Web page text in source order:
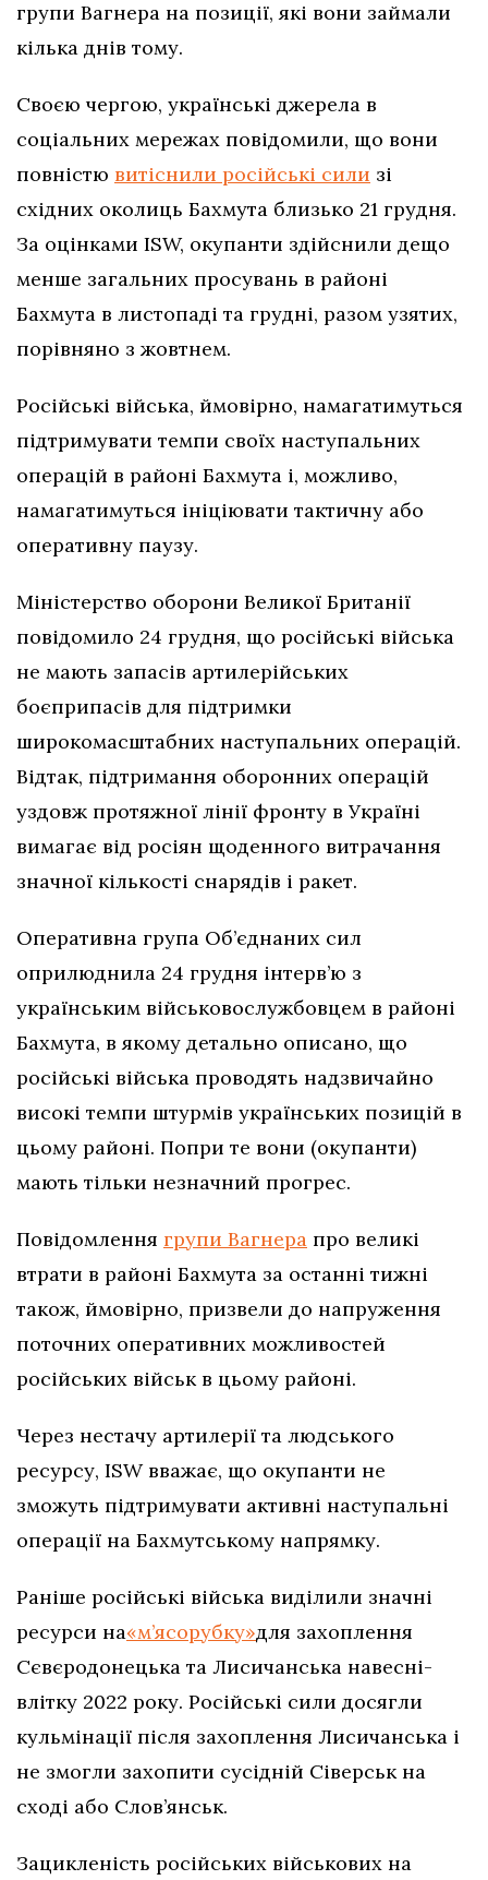
групи Вагнера на позиції, які вони займали
кілька днів тому.
Своєю чергою, українські джерела в
соціальних мережах повідомили, що вони
повністю витіснили російські сили зі
східних околиць Бахмута близько 21 грудня.
За оцінками ISW, окупанти здійснили дещо
менше загальних просувань в районі
Бахмута в листопаді та грудні, разом узятих,
порівняно з жовтнем.
Російські війська, ймовірно, намагатимуться
підтримувати темпи своїх наступальних
операцій в районі Бахмута і, можливо,
намагатимуться ініціювати тактичну або
оперативну паузу.
Міністерство оборони Великої Британії
повідомило 24 грудня, що російські війська
не мають запасів артилерійських
боєприпасів для підтримки
широкомасштабних наступальних операцій.
Відтак, підтримання оборонних операцій
уздовж протяжної лінії фронту в Україні
вимагає від росіян щоденного витрачання
значної кількості снарядів і ракет.
Оперативна група Об’єднаних сил
оприлюднила 24 грудня інтерв’ю з
українським військовослужбовцем в районі
Бахмута, в якому детально описано, що
російські війська проводять надзвичайно
високі темпи штурмів українських позицій в
цьому районі. Попри те вони (окупанти)
мають тільки незначний прогрес.
Повідомлення групи Вагнера про великі
втрати в районі Бахмута за останні тижні
також, ймовірно, призвели до напруження
поточних оперативних можливостей
російських військ в цьому районі.
Через нестачу артилерії та людського
ресурсу, ISW вважає, що окупанти не
зможуть підтримувати активні наступальні
операції на Бахмутському напрямку.
Раніше російські війська виділили значні
ресурси на«м’ясорубку»для захоплення
Сєвєродонецька та Лисичанська навесні-
влітку 2022 року. Російські сили досягли
кульмінації після захоплення Лисичанська і
не змогли захопити сусідній Сіверськ на
сході або Слов’янськ.
Зацикленість російських військових на